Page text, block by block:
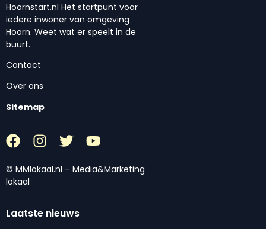
Hoornstart.nl Het startpunt voor
iedere inwoner van omgeving
Hoorn. Weet wat er speelt in de
buurt.
Contact
Over ons
Sitemap
© MMlokaal.nl – Media&Marketing
lokaal
Laatste nieuws